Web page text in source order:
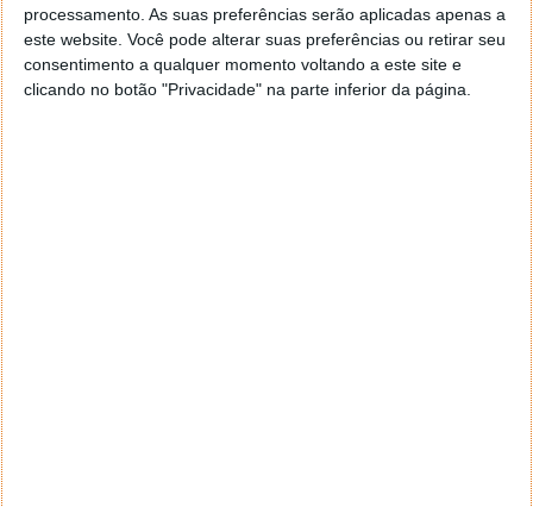
processamento. As suas preferências serão aplicadas apenas a
este website. Você pode alterar suas preferências ou retirar seu
consentimento a qualquer momento voltando a este site e
clicando no botão "Privacidade" na parte inferior da página.
Mas qual o melhor canal dentro da gama dos 5
GHz?